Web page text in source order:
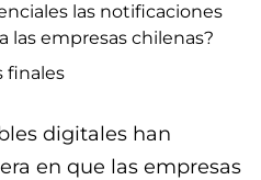
las notificaciones
las empresas chilenas?
finales
digitales han
en que las empresas